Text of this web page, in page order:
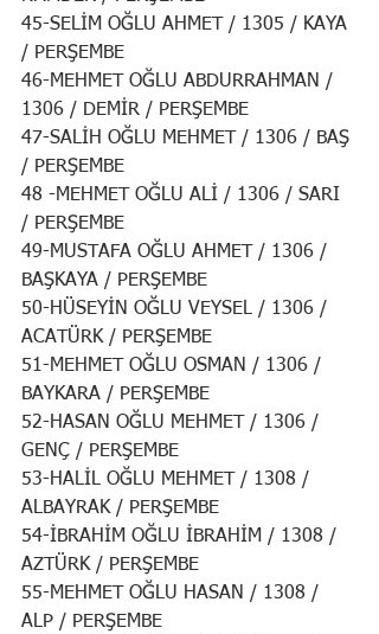
45-SELİM OĞLU AHMET / 1305 / KAYA
/ PERŞEMBE
46-MEHMET OĞLU ABDURRAHMAN /
1306 / DEMİR / PERŞEMBE
47-SALİH OĞLU MEHMET / 1306 / BAŞ
/ PERŞEMBE
48 -MEHMET OĞLU ALİ / 1306 / SARI
/ PERŞEMBE
49-MUSTAFA OĞLU AHMET / 1306 /
BAŞKAYA / PERŞEMBE
50-HÜSEYİN OĞLU VEYSEL / 1306 /
ACATÜRK / PERŞEMBE
51-MEHMET OĞLU OSMAN / 1306 /
BAYKARA / PERŞEMBE
52-HASAN OĞLU MEHMET / 1306 /
GENÇ / PERŞEMBE
53-HALİL OĞLU MEHMET / 1308 /
ALBAYRAK / PERŞEMBE
54-İBRAHİM OĞLU İBRAHİM / 1308 /
AZTÜRK / PERŞEMBE
55-MEHMET OĞLU HASAN / 1308 /
ALP / PERŞEMBE